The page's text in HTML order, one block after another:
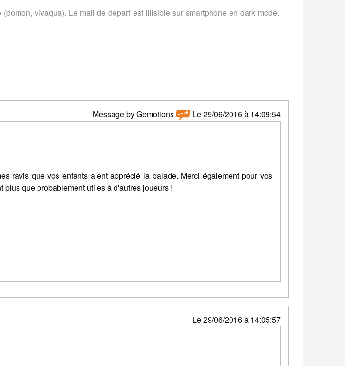
vivaqua). Le mail de départ est illisible sur smartphone en dark mode.
Message by Gemotions Le 29/06/2016 à 14:09:54
ravis que vos enfants aient apprécié la balade. Merci également pour vos
plus que probablement utiles à d'autres joueurs !
Le 29/06/2016 à 14:05:57